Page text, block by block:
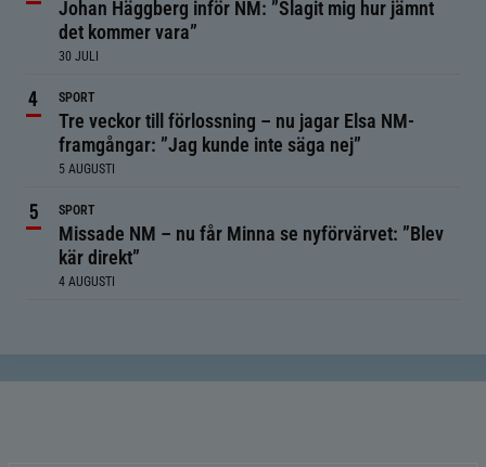
Johan Häggberg inför NM: ”Slagit mig hur jämnt
det kommer vara”
30 JULI
SPORT
Tre veckor till förlossning – nu jagar Elsa NM-
framgångar: ”Jag kunde inte säga nej”
5 AUGUSTI
SPORT
Missade NM – nu får Minna se nyförvärvet: ”Blev
kär direkt”
4 AUGUSTI